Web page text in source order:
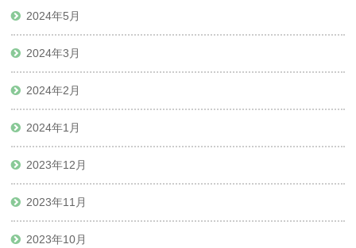
2024年5月
2024年3月
2024年2月
2024年1月
2023年12月
2023年11月
2023年10月